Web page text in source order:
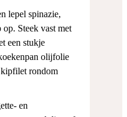
lepel spinazie,
Steek vast met
een stukje
olijfolie
kipfilet rondom
en